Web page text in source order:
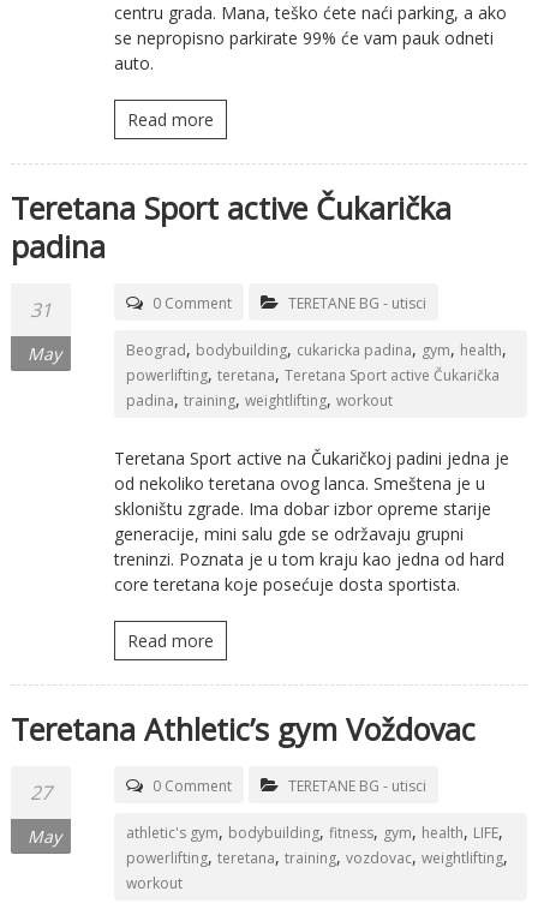
centru grada. Mana, teško ćete naći parking, a ako
se nepropisno parkirate 99% će vam pauk odneti
auto.
Read more
Teretana Sport active Čukarička
padina
31
May
0 Comment TERETANE BG - utisci
Beograd, bodybuilding, cukaricka padina, gym, health,
powerlifting, teretana, Teretana Sport active Čukarička
padina, training, weightlifting, workout
Teretana Sport active na Čukaričkoj padini jedna je
od nekoliko teretana ovog lanca. Smeštena je u
skloništu zgrade. Ima dobar izbor opreme starije
generacije, mini salu gde se održavaju grupni
treninzi. Poznata je u tom kraju kao jedna od hard
core teretana koje posećuje dosta sportista.
Read more
Teretana Athletic’s gym Voždovac
27
May
0 Comment TERETANE BG - utisci
athletic's gym, bodybuilding, fitness, gym, health, LIFE,
powerlifting, teretana, training, vozdovac, weightlifting,
workout